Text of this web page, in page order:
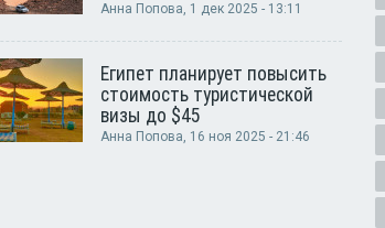
Анна Попова, 1 дек 2025 - 13:11
Египет планирует повысить
стоимость туристической
визы до $45
Анна Попова, 16 ноя 2025 - 21:46